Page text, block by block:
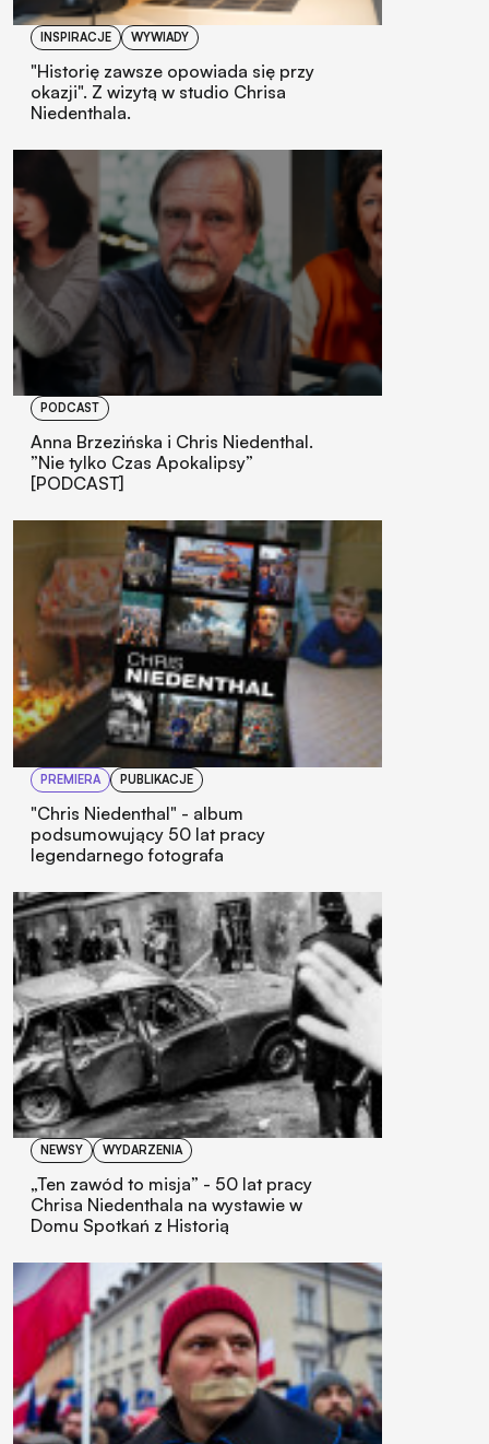
INSPIRACJE WYWIADY
"Historię zawsze opowiada się przy
okazji". Z wizytą w studio Chrisa
Niedenthala.
PODCAST
Anna Brzezińska i Chris Niedenthal.
”Nie tylko Czas Apokalipsy”
[PODCAST]
PREMIERA PUBLIKACJE
"Chris Niedenthal" - album
podsumowujący 50 lat pracy
legendarnego fotografa
NEWSY WYDARZENIA
„Ten zawód to misja” - 50 lat pracy
Chrisa Niedenthala na wystawie w
Domu Spotkań z Historią